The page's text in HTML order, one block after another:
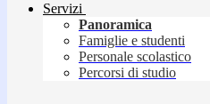
Servizi
Panoramica
Famiglie e studenti
Personale scolastico
Percorsi di studio